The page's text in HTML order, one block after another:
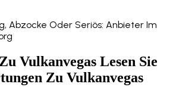
Abzocke Oder Seriös: Anbieter Im
Vulkanvegas Lesen Sie
Zu Vulkanvegas